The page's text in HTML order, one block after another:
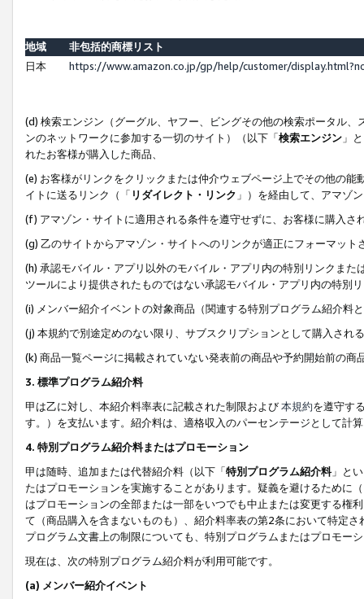
地域
非包括的商標リスト
日本
https://www.amazon.co.jp/gp/help/customer/
(d) 検索エンジン（グーグル、ヤフー、ビングその他の検索ポータル
ンのネットワークに参加する一切のサイト）（以下「検索エンジン 」
れたお客様が購入した商品、
(e) お客様がリンクをクリックまたは仲介ウェブページ上でその他の
イトに送るリンク（「 リダイレクト・リンク 」）を経由して、アマゾ
(f) アマゾン・サイトに適用される条件を遵守せずに、お客様に購入さ
(g) 乙のサイトからアマゾン・サイトへのリンクが適正にフォーマッ
(h) 承認モバイル・アプリ以外のモバイル・アプリ内の特別リンクま
ツールにより提供されたものではない承認モバイル・アプリ内の特別
(i) メンバー紹介イベントの対象商品（関連する特別プログラム紹介料
(j) 本規約で別途定めのない限り、サブスクリプションとして購入され
(k) 商品一覧ページに掲載されていない発表前の商品や予約開始前の商
3. 標準プログラム紹介料
甲は乙に対し、本紹介料率表に記載された制限および本規約を遵守す
す。）を支払います。紹介料は、適格収入のパーセンテージとして計
4. 特別プログラム紹介料またはプロモーション
甲は随時、追加または代替紹介料（以下「特別プログラム紹介料」と
たはプロモーションを実施することがあります。疑義を避けるために
はプロモーションの全部または一部をいつでも中止または変更する権
て（商品購入を含まないものも）、紹介料率表の第2条において特定
プログラム文書上の制限についても、特別プログラムまたはプロモー
現在は、次の特別プログラム紹介料が利用可能です。
(a) メンバー紹介イベント